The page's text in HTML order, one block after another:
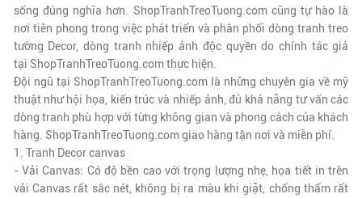
sống đúng nghĩa hơn. ShopTranhTreoTuong.comcũng tự hào là
nơi tiên phong trong việc phát triển và phân phối dòng tranh treo
tường Decor, dòng tranh nhiếp ảnh độc quyền do chính tác giả
tại ShopTranhTreoTuong.comthực hiện.
Đội ngũ tại ShopTranhTreoTuong.comlà những chuyên gia về mỹ
thuật như hội họa, kiến trúc và nhiếp ảnh, đủ khả năng tư vấn các
dòng tranh phù hợp với từng không gian và phong cách của khách
hàng. ShopTranhTreoTuong.comgiao hàng tận nơi và miễn phí.
1. Tranh Decor canvas
- Vải Canvas: Có độ bền cao với trọng lượng nhẹ, họa tiết in trên
vải Canvas rất sắc nét, không bị ra màu khi giặt, chống thấm rất